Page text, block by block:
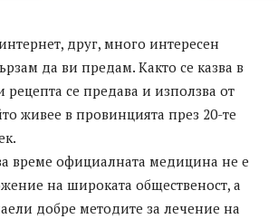
друг, много интересен
да ви предам. Както се казва в
рецепта се предава и използва от
живее в провинцията през 20-те
време официалната медицина не е
на широката общественост, а
добре методите за лечение на